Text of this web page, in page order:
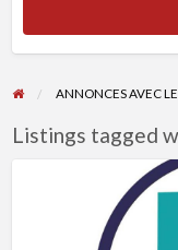
ANNONCES AVEC
Listings tagged